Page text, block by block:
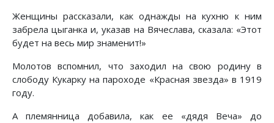
Женщины рассказали, как однажды на кухню к ним
забрела цыганка и, указав на Вячеслава, сказала: «Этот
будет на весь мир знаменит!»
Молотов вспомнил, что заходил на свою родину в
слободу Кукарку на пароходе «Красная звезда» в 1919
году.
А племянница добавила, как ее «дядя Веча» до